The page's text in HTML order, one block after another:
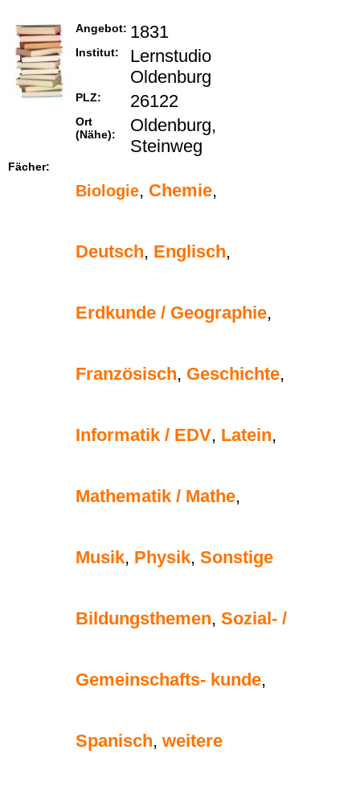
Angebot: 1831
Institut:
Lernstudio
Oldenburg
PLZ: 26122
Ort
(Nähe):
Oldenburg,
Steinweg
Fächer:
Biologie, Chemie,
Deutsch, Englisch,
Erdkunde / Geographie,
Französisch, Geschichte,
Informatik / EDV, Latein,
Mathematik / Mathe,
Musik, Physik, Sonstige
Bildungsthemen, Sozial- /
Gemeinschafts- kunde,
Spanisch, weitere